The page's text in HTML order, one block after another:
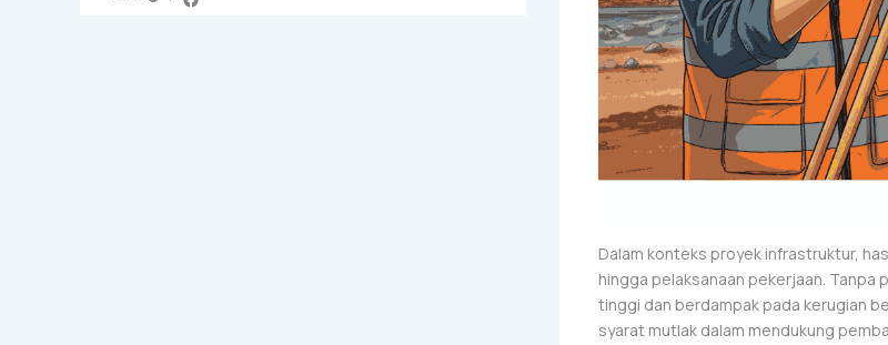
Dalam konteks proyek infrastruktur,
hingga pelaksanaan pekerjaan. Tanpa
tinggi dan berdampak pada kerugian
syarat mutlak dalam mendukung